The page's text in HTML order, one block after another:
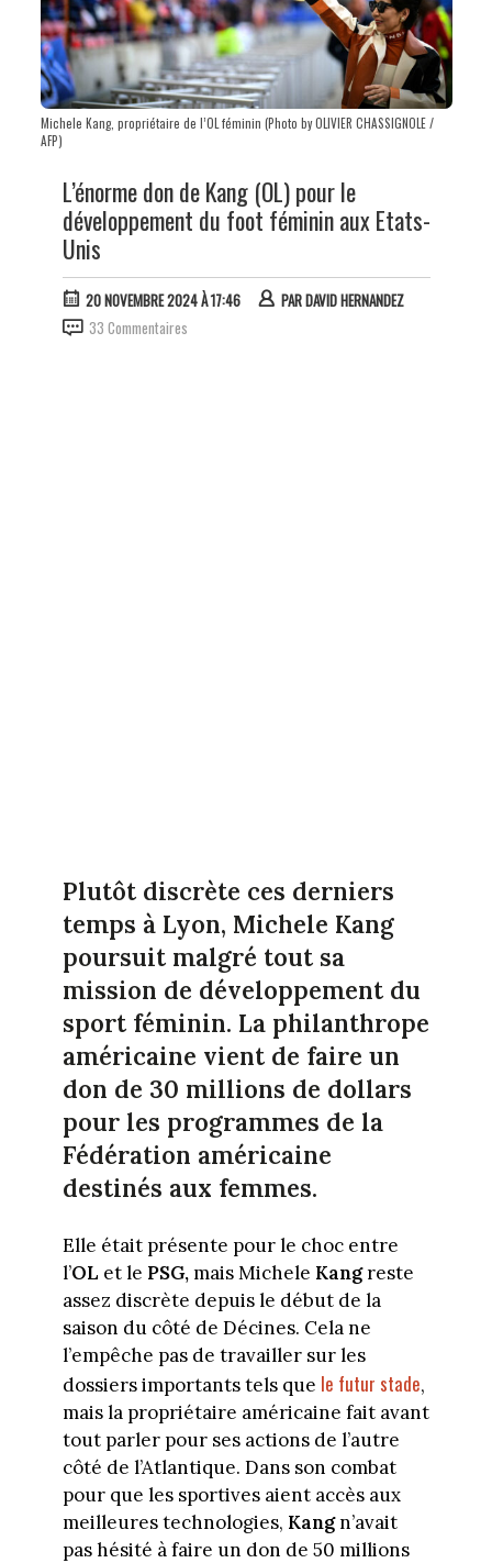
Michele Kang, propriétaire de l’OL féminin (Photo by OLIVIER CHASSIGNOLE /
AFP)
L’énorme don de Kang (OL) pour le
développement du foot féminin aux Etats-
Unis
20 NOVEMBRE 2024 À 17:46 PARDAVID HERNANDEZ
33 Commentaires
Plutôt discrète ces derniers
temps à Lyon, Michele Kang
poursuit malgré tout sa
mission de développement du
sport féminin. La philanthrope
américaine vient de faire un
don de 30 millions de dollars
pour les programmes de la
Fédération américaine
destinés aux femmes.
Elle était présente pour le choc entre
l’OL et le PSG,mais Michele Kangreste
assez discrète depuis le début de la
saison du côté de Décines. Cela ne
l’empêche pas de travailler sur les
dossiers importants tels que le futur stade,
mais la propriétaire américaine fait avant
tout parler pour ses actions de l’autre
côté de l’Atlantique. Dans son combat
pour que les sportives aient accès aux
meilleures technologies, Kangn’avait
pas hésité à faire un don de 50 millions